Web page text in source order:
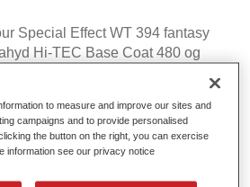
Special Effect WT 394 fantasy
Hi-TEC Base Coat 480 og
med jevn effekt.
to measure and improve our sites and
campaigns and to provide personalised
the button on the right, you can exercise
information see our privacy notice